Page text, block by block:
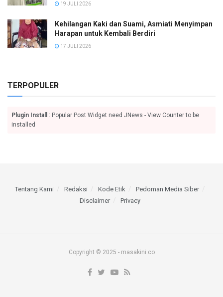
19 JULI 2026
Kehilangan Kaki dan Suami, Asmiati Menyimpan
Harapan untuk Kembali Berdiri
17 JULI 2026
TERPOPULER
Plugin Install
: Popular Post Widget need JNews - View Counter to be
installed
Tentang Kami Redaksi Kode Etik
Pedoman Media Siber
Disclaimer
Privacy
Copyright © 2025 - masakini.co